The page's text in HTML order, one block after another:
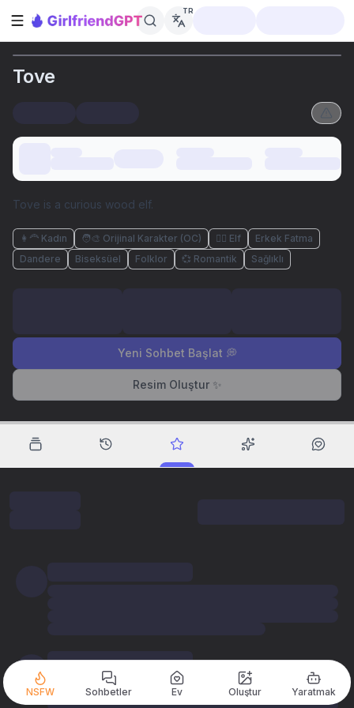
Kenar çubuğunu aç
TR
Tove
Tove is a curious wood elf.
👩‍🦰 Kadın 🧑‍🎨 Orijinal Karakter (OC) 🧝‍♀️ Elf
Erkek Fatma
Dandere
Biseksüel Folklor 💞 Romantik Sağlıklı
Yeni Sohbet Başlat 💭
Resim Oluştur ✨
NSFW Sohbetler Ev Oluştur Yaratmak